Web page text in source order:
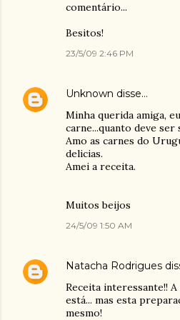
comentário...
Besitos!
23/5/09 2:46 PM
Unknown disse…
Minha querida amiga,
carne...quanto deve ser
Amo as carnes do
delicias.
Amei a receita.
Muitos beijos
24/5/09 1:50 AM
Natacha Rodrigues
Receita interessante!!
está... mas esta
mesmo!